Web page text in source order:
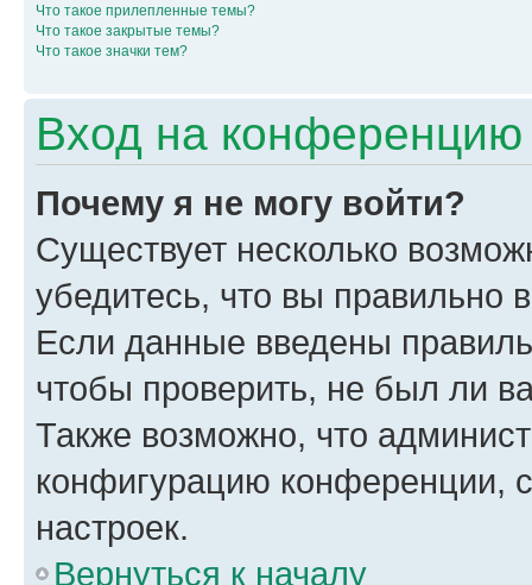
Что такое прилепленные темы?
Что такое закрытые темы?
Что такое значки тем?
Вход на конференцию
Почему я не могу войти?
Существует несколько
убедитесь, что вы правильно
Если данные введены
чтобы проверить, не был ли
Также возможно, что
конфигурацию конференции,
настроек.
Вернуться к началу